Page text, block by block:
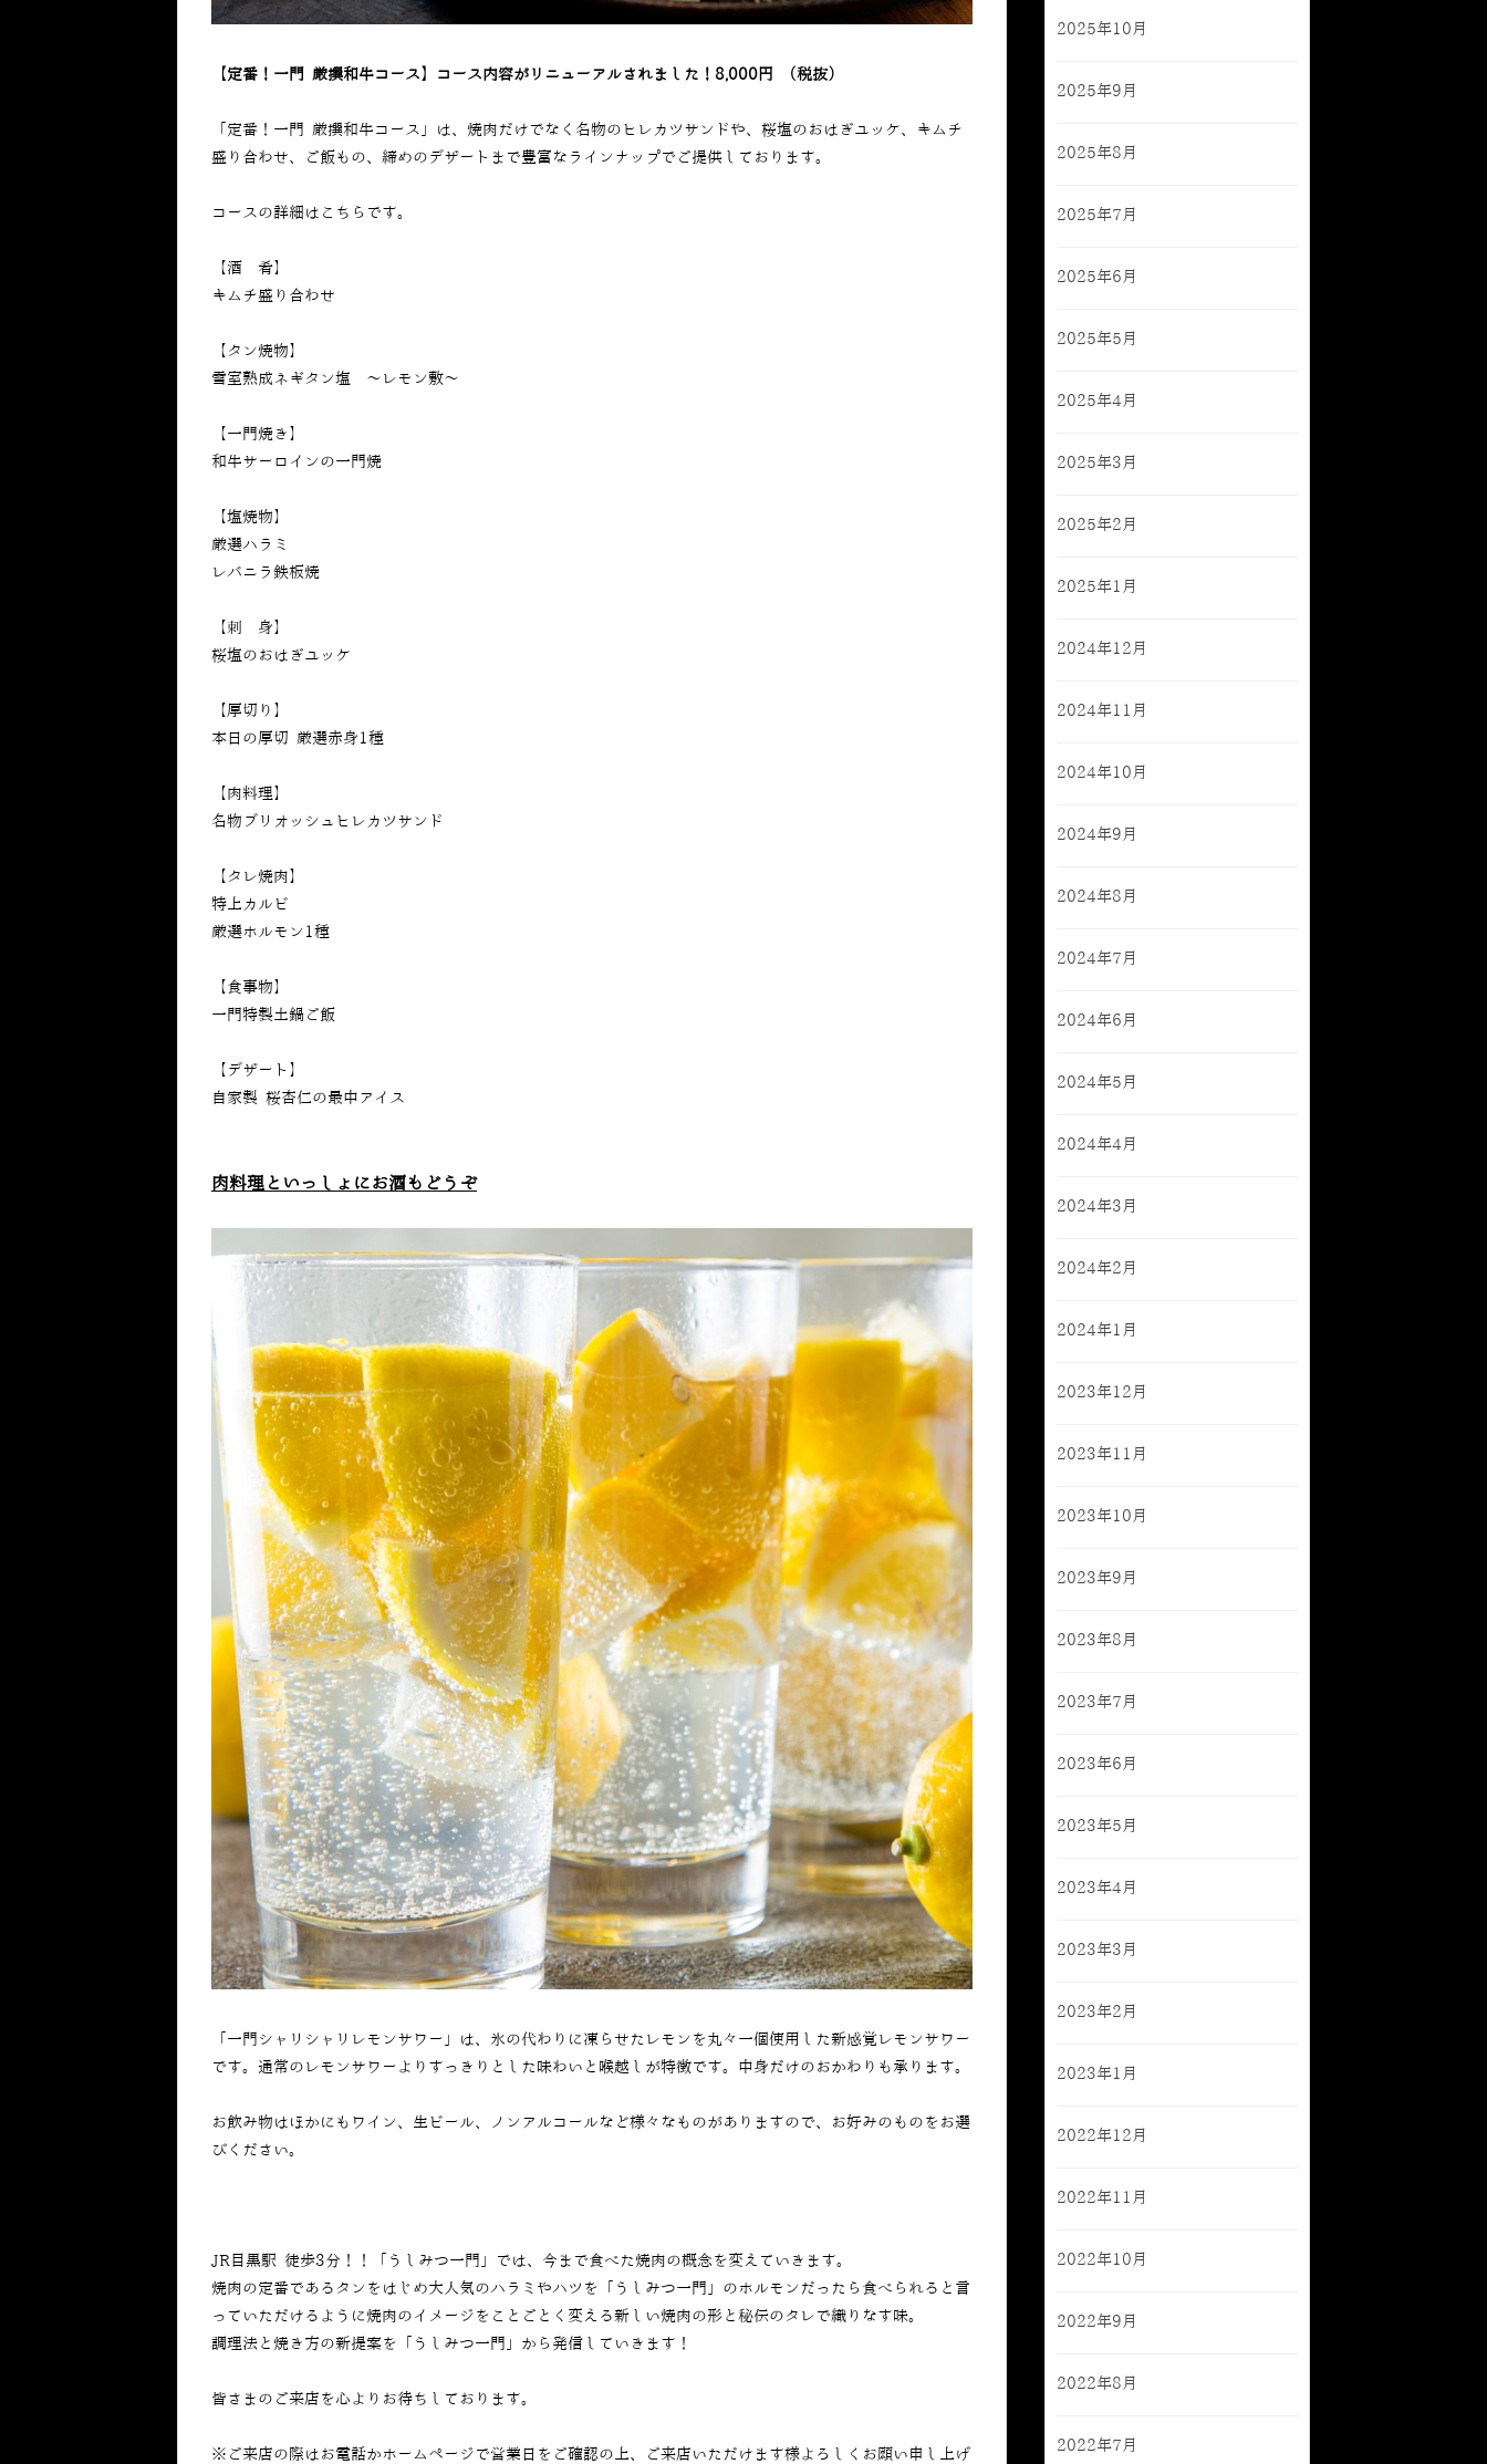
【定番！一門 厳撰和牛コース】コース内容がリニューアルされました！8,000円 （税抜）
「 定番！一門 厳撰和牛コース 」は、焼肉だけでなく名物のヒレカツサンドや、桜塩のおはぎユッケ、キムチ
盛り合わせ、ご飯もの、締めのデザートまで豊富なラインナップでご提供しております。
コースの詳細はこちらです。
【酒 肴】
キムチ盛り合わせ
【タン焼物】
雪室熟成ネギタン塩 〜レモン敷〜
【一門焼き】
和牛サーロインの一門焼
【塩焼物】
厳選ハラミ
レバニラ鉄板焼
【刺 身】
桜塩のおはぎユッケ
【厚切り】
本日の厚切 厳選赤身1種
【肉料理】
名物ブリオッシュヒレカツサンド
【タレ焼肉】
特上カルビ
厳選ホルモン1種
【食事物】
一門特製土鍋ご飯
【デザート】
自家製 桜杏仁の最中アイス
肉料理といっしょにお酒もどうぞ
「一門シャリシャリレモンサワー」は、氷の代わりに凍らせたレモンを丸々一個使用した新感覚レモンサワー
です。通常のレモンサワーよりすっきりとした味わいと喉越しが特徴です。中身だけのおかわりも承ります。
お飲み物はほかにもワイン、生ビール、ノンアルコールなど様々なものがありますので、お好みのものをお選
びください。
JR目黒駅 徒歩3分！！「うしみつ一門」では、今まで食べた焼肉の概念を変えていきます。
焼肉の定番であるタンをはじめ大人気のハラミやハツを「うしみつ一門」のホルモンだったら食べられると言
っていただけるように焼肉のイメージをことごとく変える新しい焼肉の形と秘伝のタレで織りなす味。
調理法と焼き方の新提案を「うしみつ一門」から発信していきます！
皆さまのご来店を心よりお待ちしております。
※ご来店の際はお電話かホームページで営業日をご確認の上、ご来店いただけます様よろしくお願い申し上げ
2025年10月
2025年9月
2025年8月
2025年7月
2025年6月
2025年5月
2025年4月
2025年3月
2025年2月
2025年1月
2024年12月
2024年11月
2024年10月
2024年9月
2024年8月
2024年7月
2024年6月
2024年5月
2024年4月
2024年3月
2024年2月
2024年1月
2023年12月
2023年11月
2023年10月
2023年9月
2023年8月
2023年7月
2023年6月
2023年5月
2023年4月
2023年3月
2023年2月
2023年1月
2022年12月
2022年11月
2022年10月
2022年9月
2022年8月
2022年7月